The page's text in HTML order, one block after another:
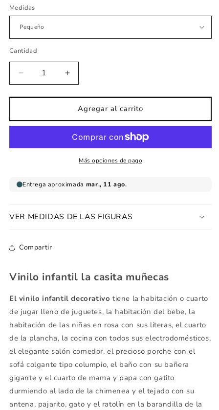
Medidas
Cantidad
Reducir
cantidad
para
infantil
Casita
Aumentar
cantidad
para
Vinilo
infantil
Casita
Muñecas
Agregar al carrito
Más opciones de pago
VER MEDIDAS DE LAS FIGURAS
Compartir
Vinilo infantil la casita muñecas
El vinilo infantil decorativo tiene la habitación o cuarto
de jugar lleno de juguetes, la habitación del bebe, la
habitación de las niñas en rosa con sus literas, el cuarto
de la plancha, la cocina con todos sus electrodomésticos,
el elegante salón comedor, el precioso porche con el
sofá colgante tipo columpio, el baño con su bañera
gigante y el cuarto de mama y papa con gatito
durmiendo al lado de la chimenea y el tejado con su
antena, pajarito, gato y el ratolín en la barandilla de la